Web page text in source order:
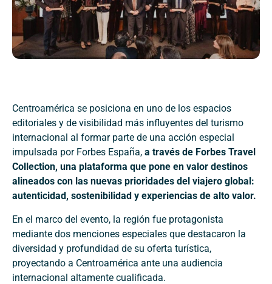
Centroamérica se posiciona en uno de los espacios
editoriales y de visibilidad más influyentes del turismo
internacional al formar parte de una acción especial
impulsada por Forbes España, a través de Forbes Travel
Collection, una plataforma que pone en valor destinos
alineados con las nuevas prioridades del viajero global:
autenticidad, sostenibilidad y experiencias de alto valor.
En el marco del evento, la región fue protagonista
mediante dos menciones especiales que destacaron la
diversidad y profundidad de su oferta turística,
proyectando a Centroamérica ante una audiencia
internacional altamente cualificada.